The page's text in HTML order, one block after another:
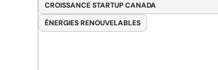
CROISSANCE STARTUP CANADA
ÉNERGIES RENOUVELABLES